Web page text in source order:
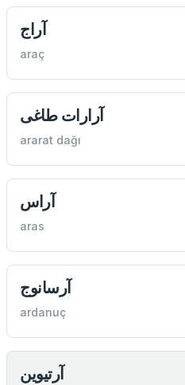
آراج
araç
آرارات طاغی
ararat dağı
آراس
aras
آرسانوج
ardanuç
آرتیوین